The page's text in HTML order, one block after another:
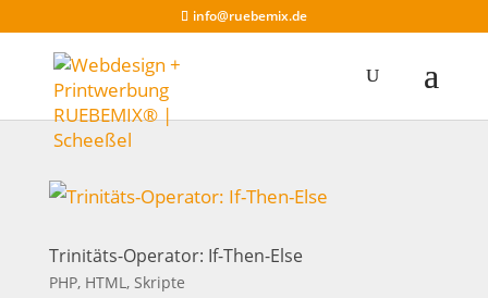
info@ruebemix.de
Trinitäts-Operator: If-Then-Else
PHP, HTML, Skripte